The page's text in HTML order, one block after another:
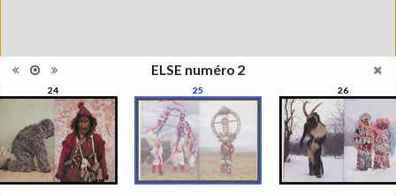
ELSE numéro 2
24 25 26
Format
29 x 22 cm
Langues
Ensemble
ISBN 22350439